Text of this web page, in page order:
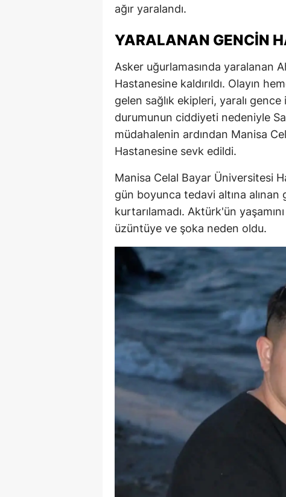
ağır yaralandı.
YARALANAN GENCIN
Asker uğurlamasında yaralanan
Hastanesine kaldırıldı. Olayın
gelen sağlık ekipleri, yaralı
durumunun ciddiyeti nedeniyle
müdahalenin ardından Manisa
Hastanesine sevk edildi.
Manisa Celal Bayar Üniversitesi
gün boyunca tedavi altına
kurtarılamadı. Aktürk'ün
üzüntüye ve şoka neden oldu.